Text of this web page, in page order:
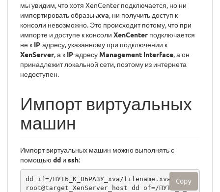
мы увидим, что хотя XenCenter подключается, но ни
импортировать образы .xva, ни получить доступ к
консоли невозможно. Это происходит потому, что при
импорте и доступе к консоли XenCenter подключается
не к IP-адресу, указанному при подключении к
XenServer, а к IP-адресу Management Interface, а он
принадлежит локальной сети, поэтому из интернета
недоступен.
Импорт виртуальных
машин
Импорт виртуальных машин можно выполнять с
помощью dd и ssh:
dd if=/ПУТЬ_К_ОБРАЗУ_xva/filename.xva | ssh
root@target_XenServer_host dd of=/ПУТЬ_К_ФА
Copy